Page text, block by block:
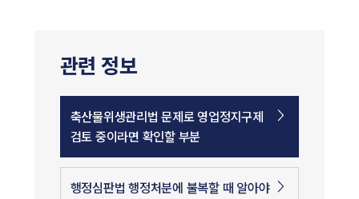
관련 정보
축산물위생관리법 문제로 영업정지구제
검토 중이라면 확인할 부분
행정심판법 행정처분에 불복할 때 알아야